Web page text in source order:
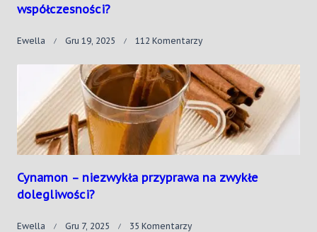
współczesności?
Ewella Gru 19, 2025 112 KomentarzyDo
Psychoaktywne
–
Od
Starożytności
Do
Współczesności?
Cynamon – niezwykła przyprawa na zwykłe
dolegliwości?
Ewella Gru 7, 2025 35 KomentarzyDo